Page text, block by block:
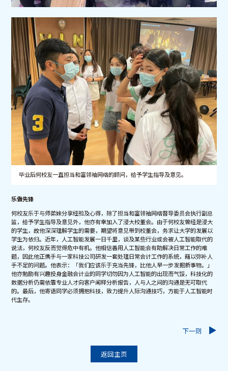
毕业后何校友一直担当和富领袖网络的顾问，给予学生指导及意见。
乐做先锋
何校友乐于与师弟妹分享经验及心得，除了担当和富领袖网络督导委员会执行副总
监，给予学生指导及意见外，他亦有幸加入了浸大校董会。由于何校友曾经是浸大
的学生，故他深深理解学生的需要，期望将意见带到校董会，务求让大学的发展以
学生为依归。近年，人工智能发展一日千里，谈及某些行业或会被人工智能取代的
说法，何校友反而觉得危中有机。他相信善用人工智能会有助解决日常工作的难
题，因此他正携手与一家科技公司研发一套处理日常会计工作的系统，藉以弥补人
手不足的问题。他表示：「我们应该乐于充当先锋，比他人早一步发掘新事物。」
他亦勉励有兴趣投身金融会计业的同学切勿因为人工智能的出现而气馁，科技化的
数据分析仍需依靠专业人才向客户阐释分析报告，人与人之间的沟通是无可取代
的。最后，他寄语同学必须拥抱科技，致力提升人际沟通技巧，方能于人工智能时
代生存。
返回主页
下一则